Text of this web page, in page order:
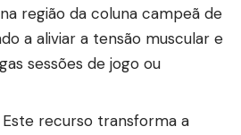
região da coluna campeã de
a aliviar a tensão muscular e
sessões de jogo ou
Este recurso transforma a